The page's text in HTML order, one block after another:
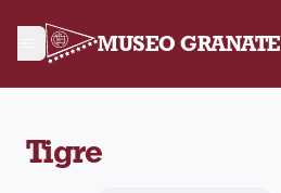
MUSEO GRANATE
Tigre